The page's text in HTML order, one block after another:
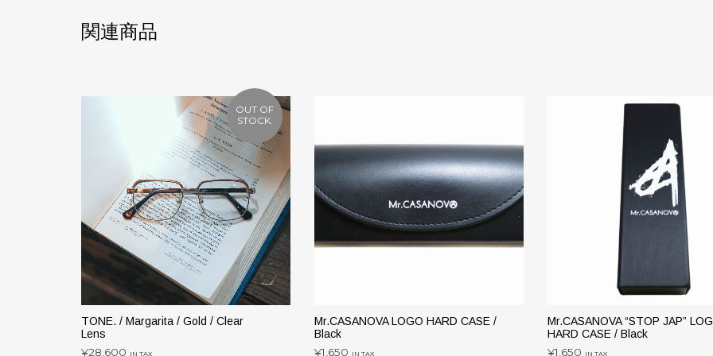
関連商品
OUT OF
STOCK.
TONE. / Margarita / Gold / Clear
Lens
¥28,600 IN TAX
Mr.CASANOVA LOGO HARD CASE /
Black
¥1,650 IN TAX
Mr.CASANOVA “STOP JAP”
HARD CASE / Black
¥1,650 IN TAX